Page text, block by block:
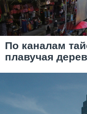
По каналам
плавучая